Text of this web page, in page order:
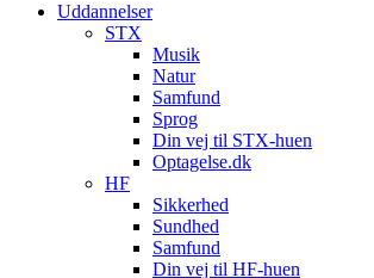
Uddannelser
STX
Musik
Natur
Samfund
Sprog
Din vej til STX-huen
Optagelse.dk
HF
Sikkerhed
Sundhed
Samfund
Din vej til HF-huen